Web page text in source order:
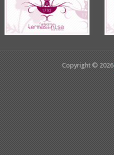
Copyright © 2026